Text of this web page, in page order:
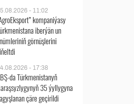
- 11:02
kompaniýasy
iberýän un
görnüşlerini
- 17:38
da Türkmenistanyň
35 ýyllygyna
çäre geçirildi